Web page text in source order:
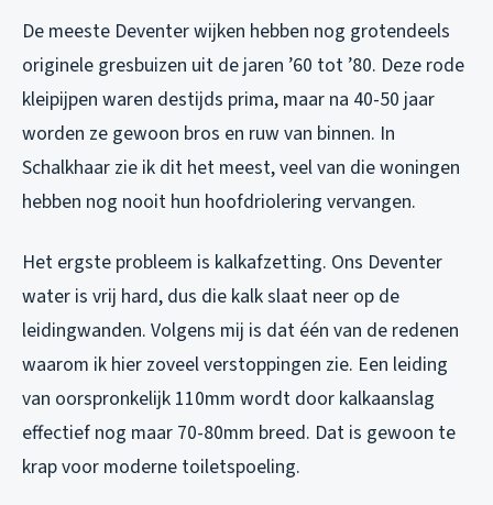
De meeste Deventer wijken hebben nog grotendeels
originele gresbuizen uit de jaren ’60 tot ’80. Deze rode
kleipijpen waren destijds prima, maar na 40-50 jaar
worden ze gewoon bros en ruw van binnen. In
Schalkhaar zie ik dit het meest, veel van die woningen
hebben nog nooit hun hoofdriolering vervangen.
Het ergste probleem is kalkafzetting. Ons Deventer
water is vrij hard, dus die kalk slaat neer op de
leidingwanden. Volgens mij is dat één van de redenen
waarom ik hier zoveel verstoppingen zie. Een leiding
van oorspronkelijk 110mm wordt door kalkaanslag
effectief nog maar 70-80mm breed. Dat is gewoon te
krap voor moderne toiletspoeling.